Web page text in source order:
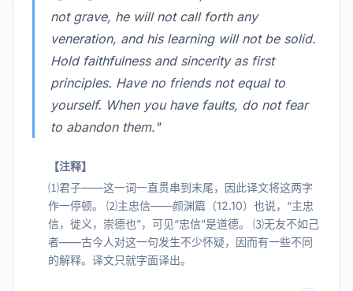
not grave, he will not call forth any
veneration, and his learning will not be solid.
Hold faithfulness and sincerity as first
principles. Have no friends not equal to
yourself. When you have faults, do not fear
to abandon them."
【注释】
⑴君子——这一词一直贯串到末尾，因此译文将这两字
作一停顿。 ⑵主忠信——颜渊篇（12.10）也说，“主忠
信，徙义，崇德也”，可见“忠信”是道德。 ⑶无友不如己
者——古今人对这一句发生不少怀疑，因而有一些不同
的解释。译文只就字面译出。